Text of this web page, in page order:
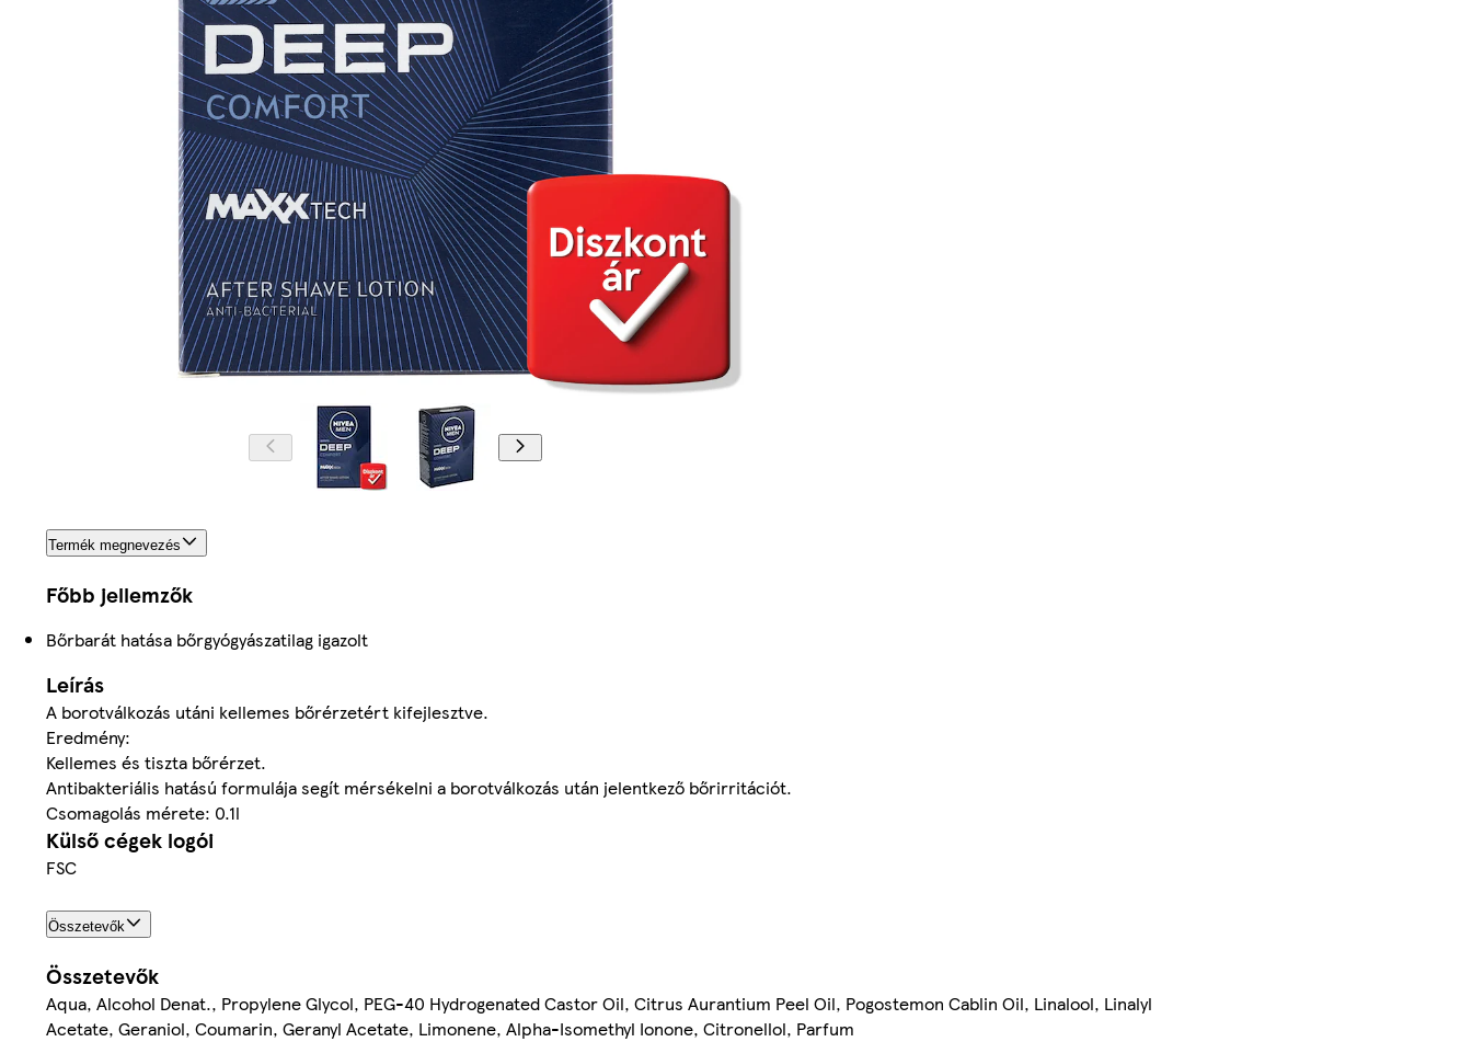
Termék megnevezés
Főbb jellemzők
Bőrbarát hatása bőrgyógyászatilag igazolt
Leírás
A borotválkozás utáni kellemes bőrérzetért kifejlesztve.
Eredmény:
Kellemes és tiszta bőrérzet.
Antibakteriális hatású formulája segít mérsékelni a borotválkozás után jelentkező bőrirritációt.
Csomagolás mérete: 0.1l
Külső cégek logói
FSC
Összetevők
Összetevők
Aqua, Alcohol Denat., Propylene Glycol, PEG-40 Hydrogenated Castor Oil, Citrus Aurantium Peel Oil, Pogostemon Cablin Oil, Linalool, Linalyl
Acetate, Geraniol, Coumarin, Geranyl Acetate, Limonene, Alpha-Isomethyl Ionone, Citronellol, Parfum